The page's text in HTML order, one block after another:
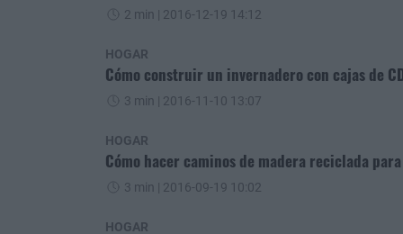
2 min | 2016-12-19 14:12
HOGAR
Cómo construir un invernadero con cajas de
3 min | 2016-11-10 13:07
HOGAR
Cómo hacer caminos de madera reciclada
3 min | 2016-09-19 10:02
HOGAR